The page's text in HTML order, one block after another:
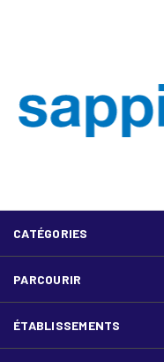
CATÉGORIES
PARCOURIR
ÉTABLISSEMENTS